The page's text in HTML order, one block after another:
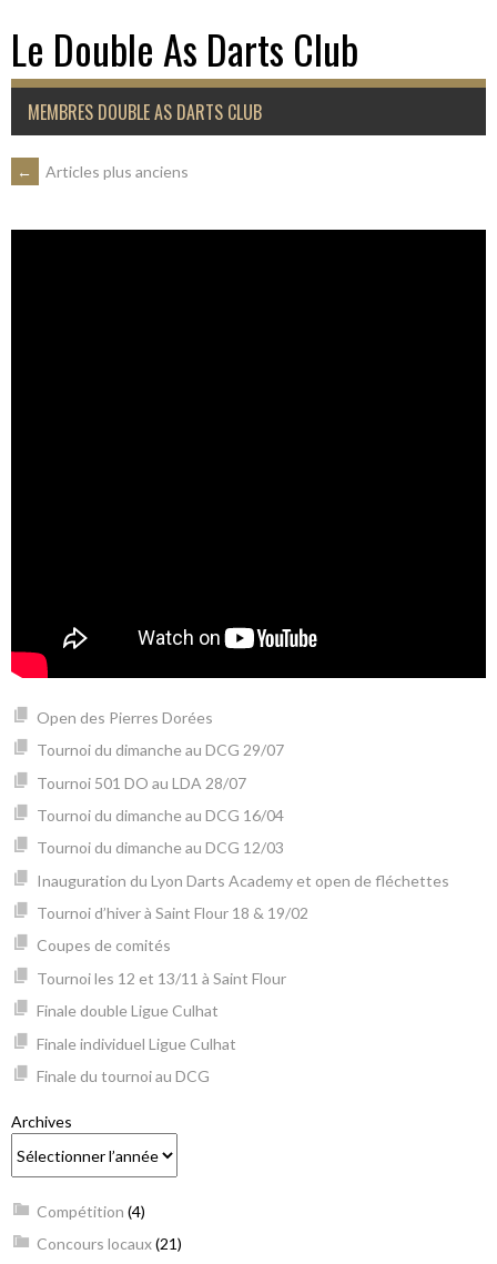
Le Double As Darts Club
MEMBRES DOUBLE AS DARTS CLUB
NAVIGATION
DES
← Articles plus anciens
Open des Pierres Dorées
Tournoi du dimanche au DCG 29/07
Tournoi 501 DO au LDA 28/07
Tournoi du dimanche au DCG 16/04
Tournoi du dimanche au DCG 12/03
Inauguration du Lyon Darts Academy et open de fléchettes
Tournoi d’hiver à Saint Flour 18 & 19/02
Coupes de comités
Tournoi les 12 et 13/11 à Saint Flour
Finale double Ligue Culhat
Finale individuel Ligue Culhat
Finale du tournoi au DCG
Archives
Compétition (4)
Concours locaux(21)